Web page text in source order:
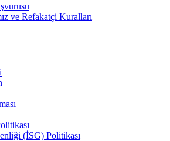
ve Refakatçi Kuralları
(İSG) Politikası